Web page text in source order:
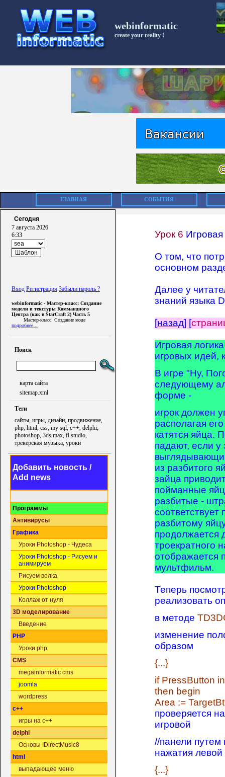
webinformatic
create your reality !
ГЛАВНАЯ СОБЫТИЯ
Сегодня
7 августа 2026
6:33
Вход Регистрация Забыли пароль ?
webinformatic - Мастер-класс: Создание
модели и текстуры Коммандного
Центра (как в StarCraft 2) Часть 5
Мастер-класс: Создание моде
подробнее...
Поиск
карта сайта
sitemap.xml
Теги
сайты, игры, дизайн, продвижение,
php, html, css, my sql, c++, delphi,
photoshop, 3ds max, fl studio,
трекерская музыка, уроки
Добавить новость /
Add news
Программы
Антивирусы
Графика
Уроки Photoshop - Чудеса
Уроки Photoshop - Рисуем и
анимируем
Рисуем волка
Уроки Photoshop
Коллаж от нуля
3D моделирование
Введение
PHP
Уроки php
CMS
megainformatic cms
joomla
wordpress
c++
игры на c++
delphi
Основы IDirectMusic8
html
выпадающее меню
Урок 6 Игровая
О том, что
основном
Далее у
знаний языка
[назад] [
Игровая
игровых идей,
В игре "Ну,
следующему
форме -
игрок должен
располагая
катятся яйца.
падают, если у
из разбитого
зайца
пойманные
разбитые -
разбитому
продолжается
троекратного
отображается
мультфильм.
Теперь
реализовать
в методе
изменение
образом
{...}
if PressButton
then begin
Area :=
проверяется
игровой
//панели
нажатия
{...}